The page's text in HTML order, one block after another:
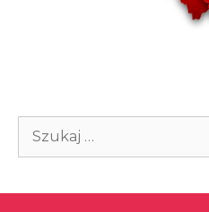
Szukaj: